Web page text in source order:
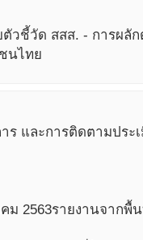
วชี้วัด สสส. - การผลั
นไทย
และการติดตามประ
ม 2563รายงานจากพื้น